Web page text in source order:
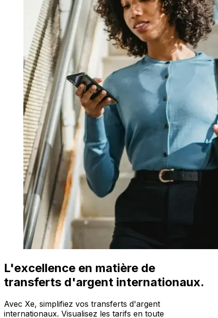
L'excellence en matière de
transferts d'argent internationaux.
Avec Xe, simplifiez vos transferts d'argent
internationaux. Visualisez les tarifs en toute